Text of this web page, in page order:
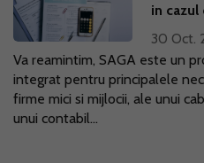
in
30 Oct.
Va reamintim, SAGA este un
integrat pentru principalele
firme mici si mijlocii, ale unui
unui contabil...